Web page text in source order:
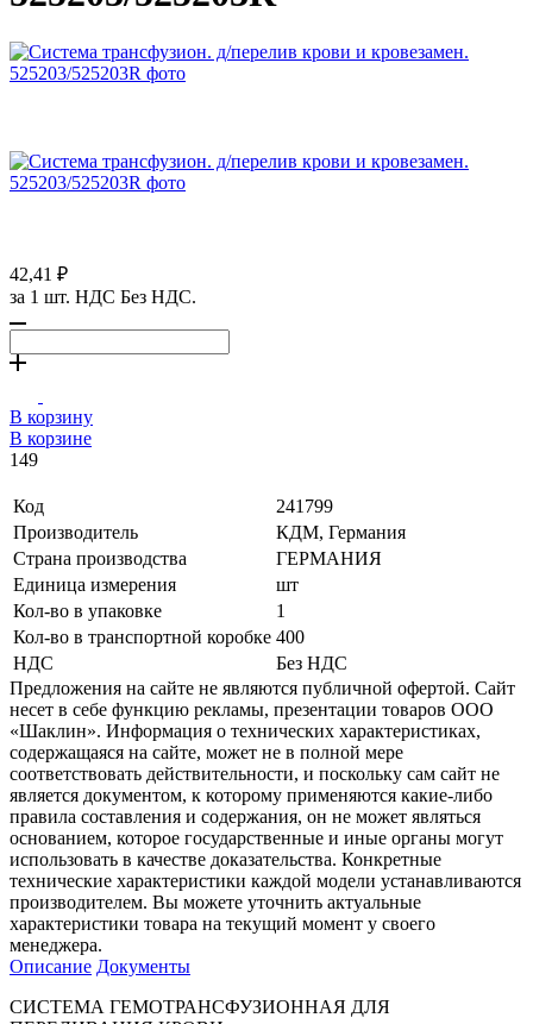
42,41 ₽
за 1 шт. НДС Без НДС.
В корзину
В корзине
149
Код
241799
Производитель
КДМ, Германия
Страна производства
ГЕРМАНИЯ
Единица измерения
шт
Кол-во в упаковке
1
Кол-во в транспортной коробке 400
НДС
Без НДС
Предложения на сайте не являются публичной офертой. Сайт
несет в себе функцию рекламы, презентации товаров ООО
«Шаклин». Информация о технических характеристиках,
содержащаяся на сайте, может не в полной мере
соответствовать действительности, и поскольку сам сайт не
является документом, к которому применяются какие-либо
правила составления и содержания, он не может являться
основанием, которое государственные и иные органы могут
использовать в качестве доказательства. Конкретные
технические характеристики каждой модели устанавливаются
производителем. Вы можете уточнить актуальные
характеристики товара на текущий момент у своего
менеджера.
Описание Документы
СИСТЕМА ГЕМОТРАНСФУЗИОННАЯ ДЛЯ